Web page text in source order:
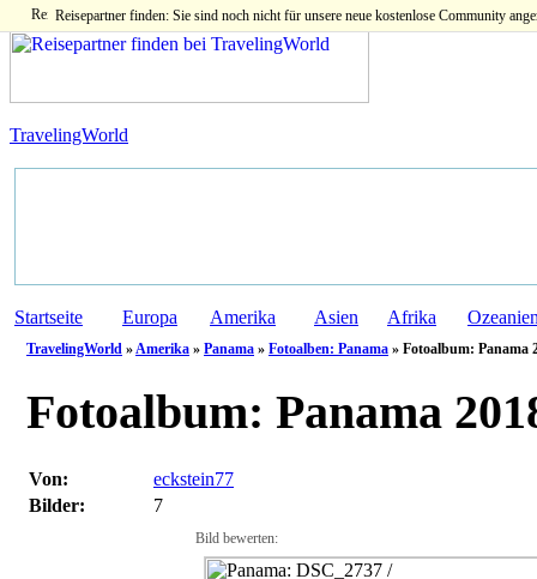
Reisepartner finden: Sie sind noch nicht für unsere neue kostenlose Community
TravelingWorld
Startseite Europa Amerika Asien Afrika
TravelingWorld »Amerika » Panama » Fotoalben: Panama » Fotoalbum: Panama
Fotoalbum: Panama
Von:
eckstein77
Bilder:
7
Bild bewerten: